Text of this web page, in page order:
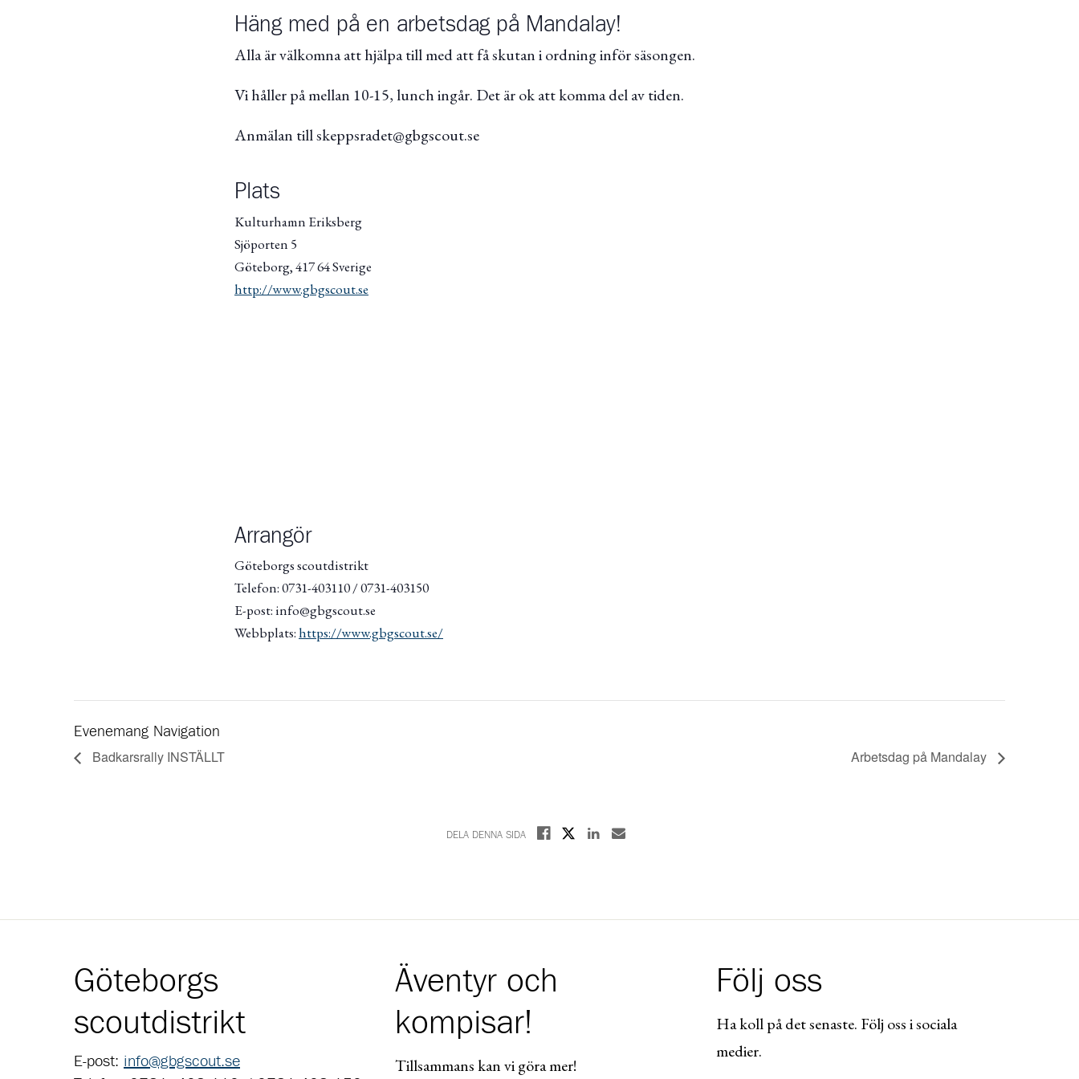
Häng med på en arbetsdag på Mandalay!
Alla är välkomna att hjälpa till med att få skutan i ordning inför säsongen.
Vi håller på mellan 10-15, lunch ingår. Det är ok att komma del av tiden.
Anmälan till skeppsradet@gbgscout.se
Plats
Kulturhamn Eriksberg
Sjöporten 5
Göteborg,417 64Sverige
http://www.gbgscout.se
Arrangör
Göteborgs scoutdistrikt
Telefon: 0731-403110 / 0731-403150
E-post: info@gbgscout.se
Webbplats:https://www.gbgscout.se/
Evenemang Navigation
Badkarsrally INSTÄLLT Arbetsdag på Mandalay
DELA DENNA SIDA Dela på Facebook
Dela på XDela på Linkedin
Dela med E-post
Göteborgs
scoutdistrikt
E-post: info@gbgscout.se
Äventyr och
kompisar!
Tillsammans kan vi göra mer!
Följ oss
Ha koll på det senaste. Följ oss i sociala
medier.